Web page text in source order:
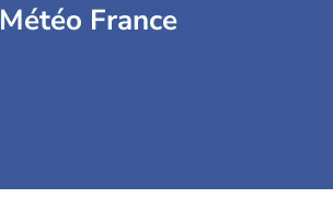
Météo France